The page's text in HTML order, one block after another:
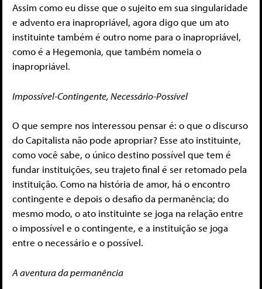
Assim como eu disse que o sujeito em sua singularidade
e advento era inapropriável, agora digo que um ato
instituinte também é outro nome para o inapropriável,
como é a Hegemonia, que também nomeia o
inapropriável.
Impossível-Contingente, Necessário-Possível
O que sempre nos interessou pensar é: o que o discurso
do Capitalista não pode apropriar? Esse ato instituinte,
como você sabe, o único destino possível que tem é
fundar instituições, seu trajeto final é ser retomado pela
instituição. Como na história de amor, há o encontro
contingente e depois o desafio da permanência; do
mesmo modo, o ato instituinte se joga na relação entre
o impossível e o contingente, e a instituição se joga
entre o necessário e o possível.
A aventura da permanência